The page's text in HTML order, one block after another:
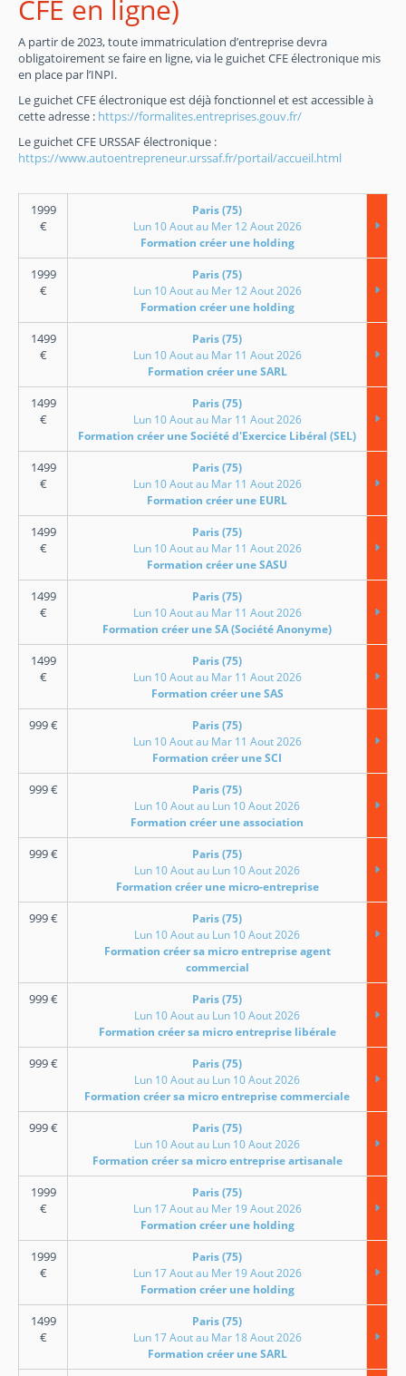
CFE en ligne)
A partir de 2023, toute immatriculation d’entreprise devra
obligatoirement se faire en ligne, via le guichet CFE électronique mis
en place par l’INPI.
Le guichet CFE électronique est déjà fonctionnel et est accessible à
cette adresse : https://formalites.entreprises.gouv.fr/
Le guichet CFE URSSAF électronique :
https://www.autoentrepreneur.urssaf.fr/portail/accueil.html
1999
€
Paris (75)
Lun 10 Aout au Mer 12 Aout 2026
Formation créer une holding
1999
€
Paris (75)
Lun 10 Aout au Mer 12 Aout 2026
Formation créer une holding
1499
€
Paris (75)
Lun 10 Aout au Mar 11 Aout 2026
Formation créer une SARL
1499
€
Paris (75)
Lun 10 Aout au Mar 11 Aout 2026
Formation créer une Société d'Exercice Libéral (SEL)
1499
€
Paris (75)
Lun 10 Aout au Mar 11 Aout 2026
Formation créer une EURL
1499
€
Paris (75)
Lun 10 Aout au Mar 11 Aout 2026
Formation créer une SASU
1499
€
Paris (75)
Lun 10 Aout au Mar 11 Aout 2026
Formation créer une SA (Société Anonyme)
1499
€
Paris (75)
Lun 10 Aout au Mar 11 Aout 2026
Formation créer une SAS
999€
Paris (75)
Lun 10 Aout au Mar 11 Aout 2026
Formation créer une SCI
999€
Paris (75)
Lun 10 Aout au Lun 10 Aout 2026
Formation créer une association
999€
Paris (75)
Lun 10 Aout au Lun 10 Aout 2026
Formation créer une micro-entreprise
999€
Paris (75)
Lun 10 Aout au Lun 10 Aout 2026
Formation créer sa micro entreprise agent
commercial
999€
Paris (75)
Lun 10 Aout au Lun 10 Aout 2026
Formation créer sa micro entreprise libérale
999€
Paris (75)
Lun 10 Aout au Lun 10 Aout 2026
Formation créer sa micro entreprise commerciale
999€
Paris (75)
Lun 10 Aout au Lun 10 Aout 2026
Formation créer sa micro entreprise artisanale
1999
€
Paris (75)
Lun 17 Aout au Mer 19 Aout 2026
Formation créer une holding
1999
€
Paris (75)
Lun 17 Aout au Mer 19 Aout 2026
Formation créer une holding
1499
€
Paris (75)
Lun 17 Aout au Mar 18 Aout 2026
Formation créer une SARL